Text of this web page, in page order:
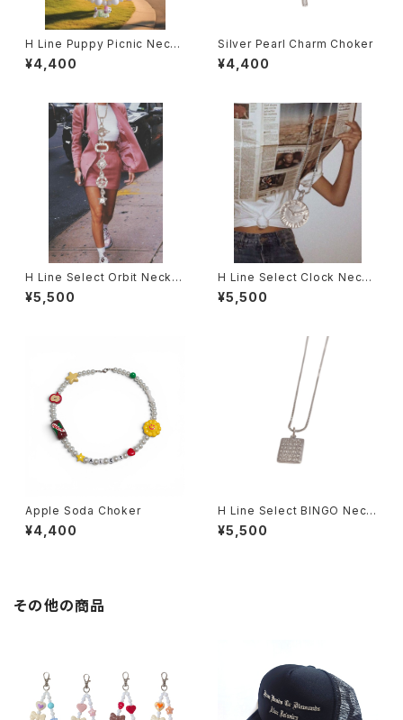
H Line Puppy Picnic Neckl
ace
¥4,400
Silver Pearl Charm Choker
¥4,400
H Line Select Orbit Neckla
ce
¥5,500
H Line Select Clock Neckl
ace
¥5,500
Apple Soda Choker
¥4,400
H Line Select BINGO Neckl
ace
¥5,500
その他の商品